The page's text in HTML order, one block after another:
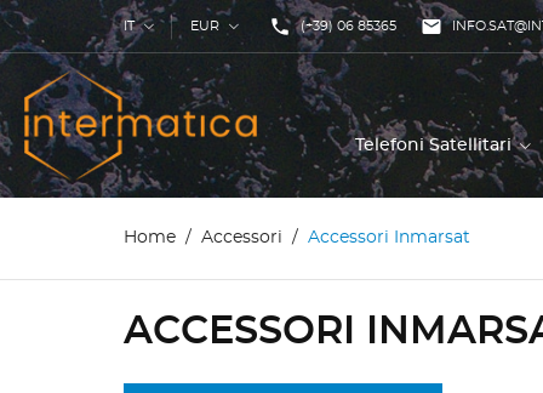
IT EUR phone (+39) 06 85365 
Telefoni Satellitari
Home Accessori Accessori Inmarsat
ACCESSORI